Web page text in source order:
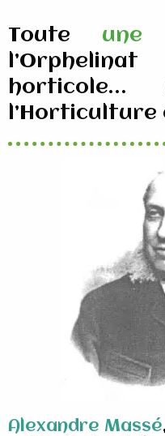
Toute une
l’Horticulture
Alexandre Massé